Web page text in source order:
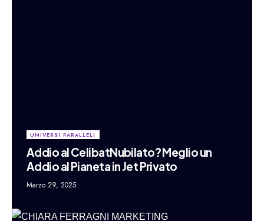
UNIVERSI PARALLELI
Addio al CelibatNubilato? Meglio un
Addio al Pianeta in Jet Privato
Marzo 29, 2025